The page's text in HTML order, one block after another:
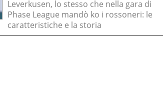
Leverkusen, lo stesso che nella gara di
Phase League mandò ko i rossoneri: le
caratteristiche e la storia